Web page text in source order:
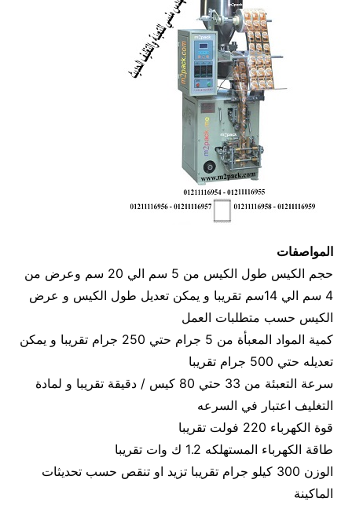
المواصفات
حجم الكيس طول الكيس من 5 سم الي 20 سم وعرض من
4 سم الي 14سم تقريبا و يمكن تعديل طول الكيس و عرض
الكيس حسب متطلبات العمل
كمية المواد المعبأة من 5 جرام حتي 250 جرام تقريبا و يمكن
تعديله حتي 500 جرام تقريبا
سرعة التعبئة من 33 حتي 80 كيس / دقيقة تقريبا و لمادة
التغليف اعتبار في السرعه
قوة الكهرباء 220 فولت تقريبا
طاقة الكهرباء المستهلكه 1.2 ك وات تقريبا
الوزن 300 كيلو جرام تقريبا تزيد او تنقص حسب تحديثات
الماكينة